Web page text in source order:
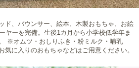
ド、バウンサー、絵本、木製おもちゃ、お絵
ヤーを完備。生後1カ月から小学校低学年ま
※オムツ・おしりふき・粉ミルク・哺乳
気に入りのおもちゃなどはご用意ください。